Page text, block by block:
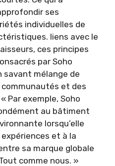
ses
individuelles de
liens avec le
ces principes
par Soho
savant mélange de
et des
Par exemple, Soho
au bâtiment
lorsqu’elle
et à la
sa marque globale
comme nous. »